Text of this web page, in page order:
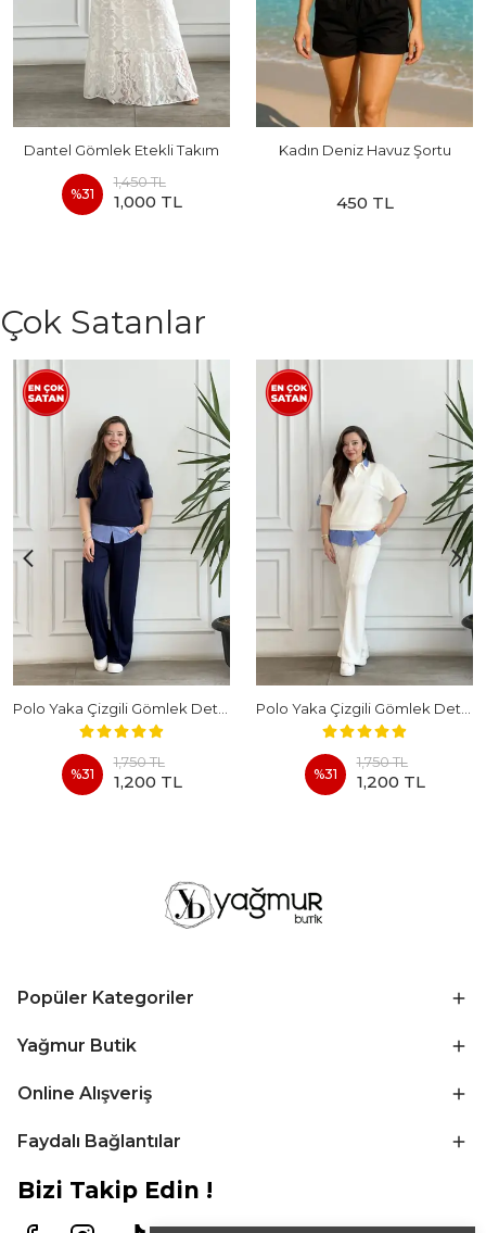
Dantel Gömlek Etekli Takım
%31
1,450 TL
1,000 TL
Kadın Deniz Havuz Şortu
450 TL
Çok Satanlar
%31
1,750 TL
1,200 TL %31
1,750 TL
1,200 TL
Popüler Kategoriler
Yağmur Butik
Online Alışveriş
Faydalı Bağlantılar
Bizi Takip Edin !